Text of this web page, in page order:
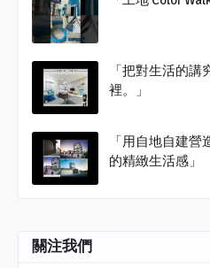
「把對生活的
裡。」
「用自地自建
的精緻生活感」
關注我們